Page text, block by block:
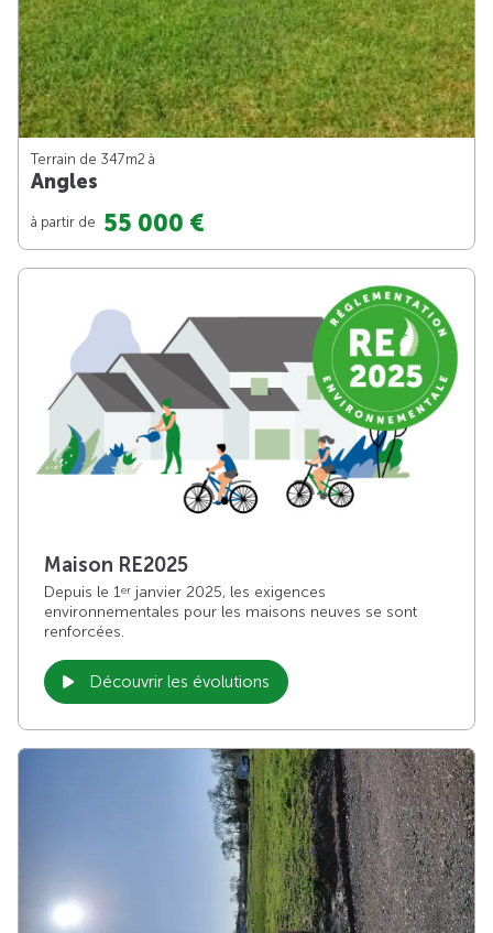
Terrain de 347m2 à
Angles
à partir de 55 000 €
Maison RE2025
Depuis le 1er janvier 2025, les exigences
environnementales pour les maisons neuves se sont
renforcées.
Découvrir les évolutions